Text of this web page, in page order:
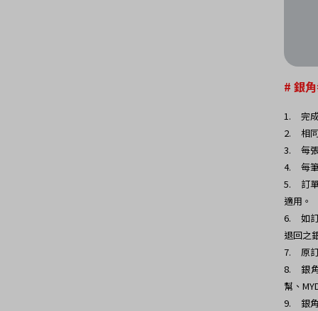
# 銀
1.
完
2.
相
3.
每
4.
每
5.
訂
適用。
6.
如
退回之
7.
原
8.
銀
幫、
9.
銀